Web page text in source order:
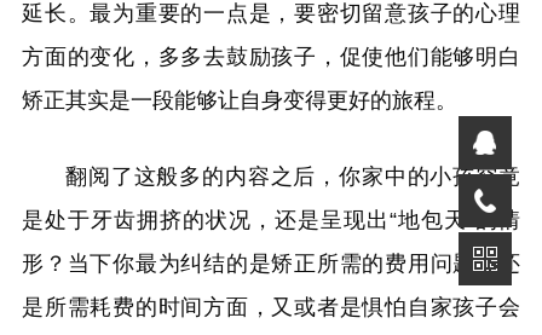
延长。最为重要的一点是，要密切留意孩子的心理
方面的变化，多多去鼓励孩子，促使他们能够明白
矫正其实是一段能够让自身变得更好的旅程。
翻阅了这般多的内容之后，你家中的小孩究竟
是处于牙齿拥挤的状况，还是呈现出“地包天”的情
形？当下你最为纠结的是矫正所需的费用问题，还
是所需耗费的时间方面，又或者是惧怕自家孩子会